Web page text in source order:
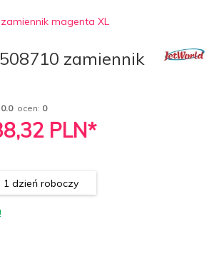
magenta XL
zamiennik
0.0ocen: 0
PLN*
1 dzień roboczy